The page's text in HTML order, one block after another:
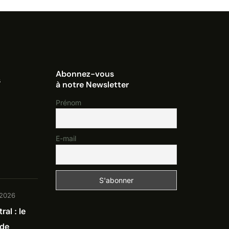
: le
Abonnez-vous
à notre Newsletter
Prénom
E-mail